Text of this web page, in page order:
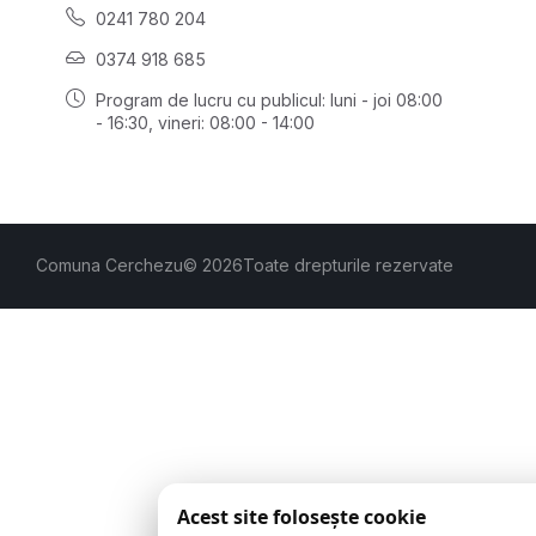
0241 780 204
0374 918 685
Program de lucru cu publicul: luni - joi 08:00
- 16:30 , vineri: 08:00 - 14:00
Comuna Cerchezu© 2026Toate drepturile rezervate
Acest site folosește cookie